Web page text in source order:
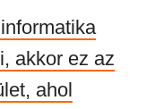
akkor ez az
ahol